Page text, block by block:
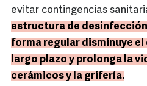
evitar contingencias
estructura de
forma regular disminuye
largo plazo y prolonga la
cerámicos y la grifería.